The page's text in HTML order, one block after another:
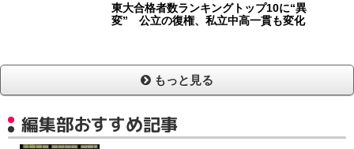
東大合格者数ランキングトップ10に“異
変” 公立の復権、私立中高一貫も変化
もっと見る
編集部おすすめ記事